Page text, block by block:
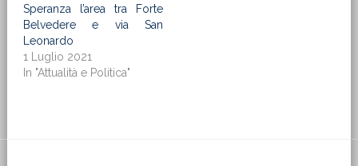
Speranza l’area tra Forte
Belvedere e via San
Leonardo
1 Luglio 2021
In "Attualità e Politica"